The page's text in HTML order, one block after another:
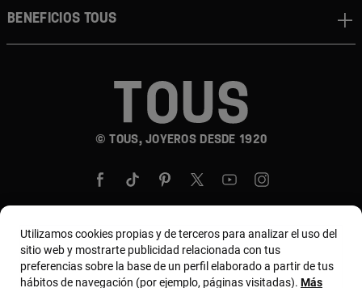
© TOUS, JOYEROS DESDE 1920
BENEFICIOS TOUS
País y moneda:United States Of America / US
Dollar
Utilizamos cookies propias y de terceros para analizar el uso del
sitio web y mostrarte publicidad relacionada con tus
preferencias sobre la base de un perfil elaborado a partir de tus
hábitos de navegación (por ejemplo, páginas visitadas). Más